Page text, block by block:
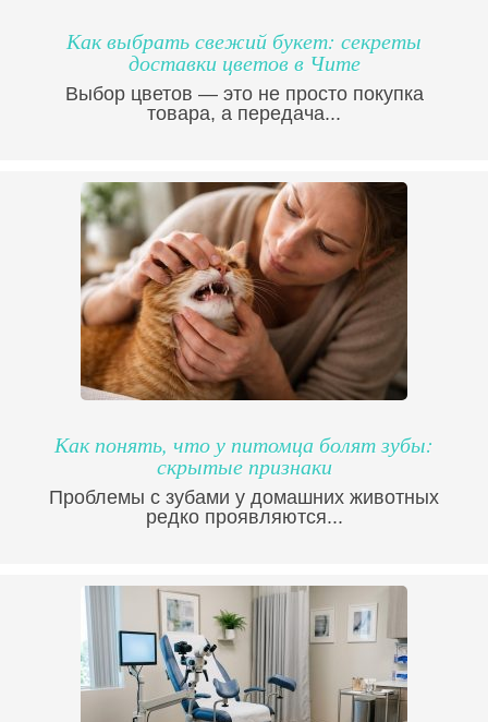
Как выбрать свежий букет: секреты
доставки цветов в Чите
Выбор цветов — это не просто покупка
товара, а передача...
Как понять, что у питомца болят зубы:
скрытые признаки
Проблемы с зубами у домашних животных
редко проявляются...